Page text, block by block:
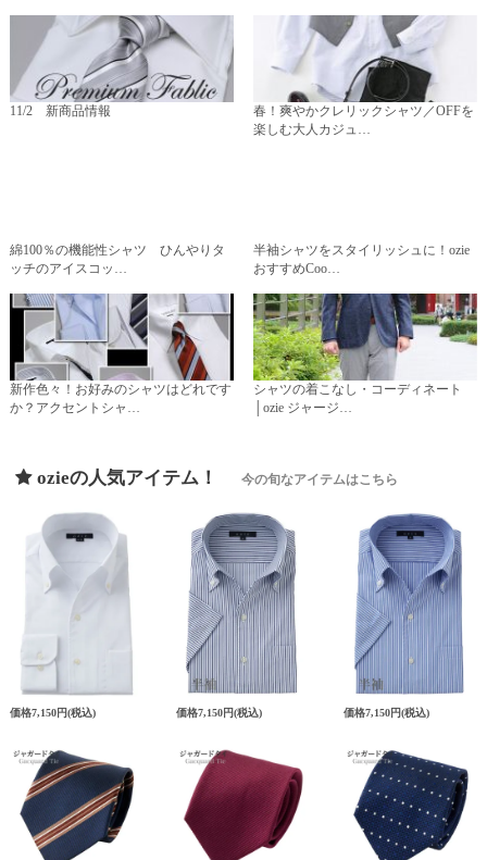
11/2 新商品情報
春！爽やかクレリックシャツ／OFFを
楽しむ大人カジュ…
綿100％の機能性シャツ ひんやりタ
ッチのアイスコッ…
半袖シャツをスタイリッシュに！ozie
おすすめCoo…
新作色々！お好みのシャツはどれです
か？アクセントシャ…
シャツの着こなし・コーディネート
│ozie ジャージ…
ozieの人気アイテム！ 今の旬なアイテムはこちら
価格7,150円(税込) 価格7,150円(税込) 価格7,150円(税込)